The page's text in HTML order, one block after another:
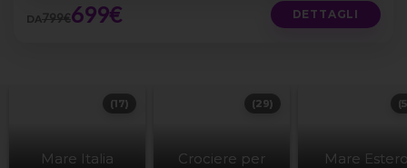
DA799€699€ DETTAGLI
Mare Italia
(17)
Crociere per
(29)
Mare